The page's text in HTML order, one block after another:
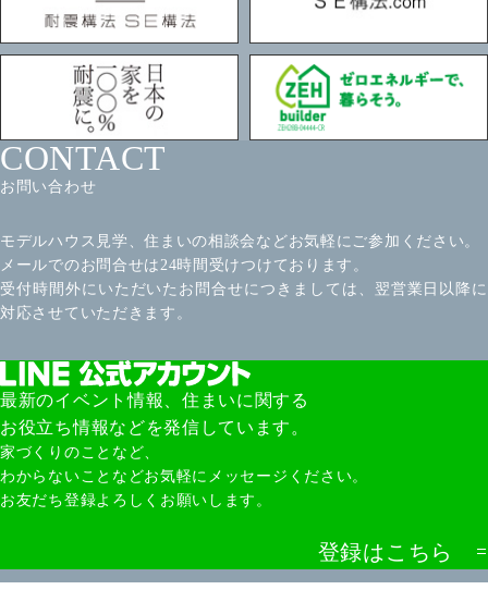
お問い合わせ
CONTACT
モデルハウス見学、住まいの相談会などお気軽にご参加ください。
メールでのお問合せは24時間受けつけております。
受付時間外にいただいたお問合せにつきましては、翌営業日以降に
対応させていただきます。
最新のイベント情報、住まいに関する
お役立ち情報などを発信しています。
家づくりのことなど、
わからないことなどお気軽にメッセージください。
お友だち登録よろしくお願いします。
登録はこちら